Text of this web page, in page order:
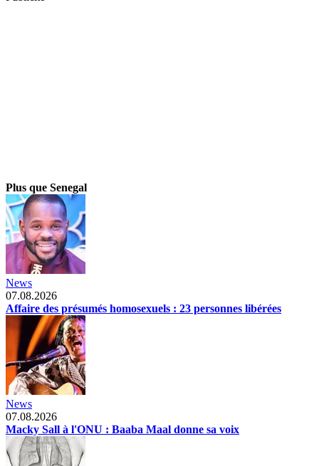
Plus que Senegal
News
07.08.2026
Affaire des présumés homosexuels : 23 personnes libérées
News
07.08.2026
Macky Sall à l'ONU : Baaba Maal donne sa voix